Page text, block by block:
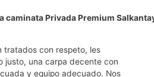
caminata Privada Premium
tratados con respeto, les
justo, una carpa decente con
y equipo adecuado. Nos